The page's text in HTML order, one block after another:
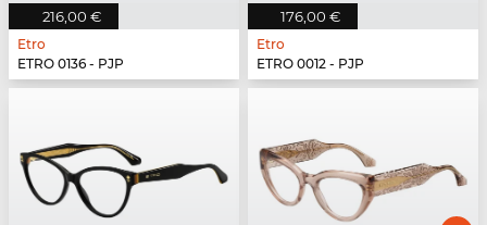
216,00 €
Etro
ETRO 0136 - PJP
176,00 €
Etro
ETRO 0012 - PJP